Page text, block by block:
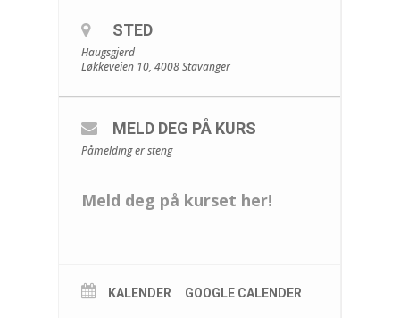
STED
Haugsgjerd
Løkkeveien 10, 4008 Stavanger
MELD DEG PÅ KURS
Påmelding er steng
Meld deg på kurset her!
KALENDER GOOGLE CALENDER